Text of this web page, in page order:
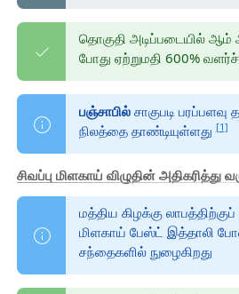
தொகுதி அடிப்படையில்
போது ஏற்றுமதி 600%
பஞ்சாபில்சாகுபடி பரப்பளவு
நிலத்தை தாண்டியுள்ளது[1]
சிவப்பு மிளகாய் விழுதின் அதிகரித்து
மத்திய கிழக்கு லாபத்திற்குப்
மிளகாய் பேஸ்ட் இத்தாலி
சந்தைகளில் நுழைகிறது